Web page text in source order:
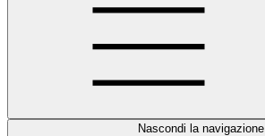
Nascondi la navigazione